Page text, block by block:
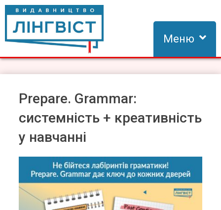
Skip
content
Видавництво Лінгвіст
Видавництво Лінгвіст – адаптація та створення видань для
Меню
Prepare. Grammar:
системність + креативність
у навчанні